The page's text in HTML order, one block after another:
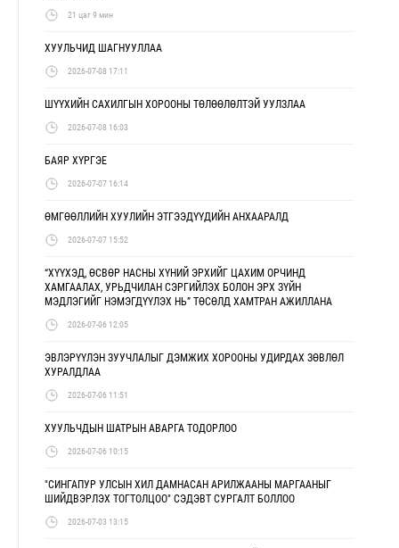
21 цаг 9 мин
ХУУЛЬЧИД ШАГНУУЛЛАА
2026-07-08 17:11
ШҮҮХИЙН САХИЛГЫН ХОРООНЫ ТӨЛӨӨЛӨЛТЭЙ УУЛЗЛАА
2026-07-08 16:03
БАЯР ХҮРГЭЕ
2026-07-07 16:14
ӨМГӨӨЛЛИЙН ХУУЛИЙН ЭТГЭЭДҮҮДИЙН АНХААРАЛД
2026-07-07 15:52
“ХҮҮХЭД, ӨСВӨР НАСНЫ ХҮНИЙ ЭРХИЙГ ЦАХИМ ОРЧИНД
ХАМГААЛАХ, УРЬДЧИЛАН СЭРГИЙЛЭХ БОЛОН ЭРХ ЗҮЙН
МЭДЛЭГИЙГ НЭМЭГДҮҮЛЭХ НЬ” ТӨСӨЛД ХАМТРАН АЖИЛЛАНА
2026-07-06 12:05
ЭВЛЭРҮҮЛЭН ЗУУЧЛАЛЫГ ДЭМЖИХ ХОРООНЫ УДИРДАХ ЗӨВЛӨЛ
ХУРАЛДЛАА
2026-07-06 11:51
ХУУЛЬЧДЫН ШАТРЫН АВАРГА ТОДОРЛОО
2026-07-06 10:15
"СИНГАПУР УЛСЫН ХИЛ ДАМНАСАН АРИЛЖААНЫ МАРГААНЫГ
ШИЙДВЭРЛЭХ ТОГТОЛЦОО" СЭДЭВТ СУРГАЛТ БОЛЛОО
2026-07-03 13:15